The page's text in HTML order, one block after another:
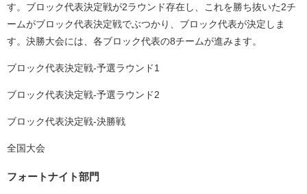
す。ブロック代表決定戦が2ラウンド存在し、これを勝ち抜いた2チ
ームがブロック代表決定戦でぶつかり、ブロック代表が決定しま
す。決勝大会には、各ブロック代表の8チームが進みます。
ブロック代表決定戦-予選ラウンド1
ブロック代表決定戦-予選ラウンド2
ブロック代表決定戦-決勝戦
全国⼤会
フォートナイト部門